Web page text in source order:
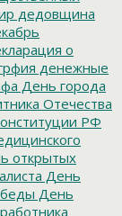
дедовщина
о
денежные
День города
Отечества
РФ
открытых
День
День